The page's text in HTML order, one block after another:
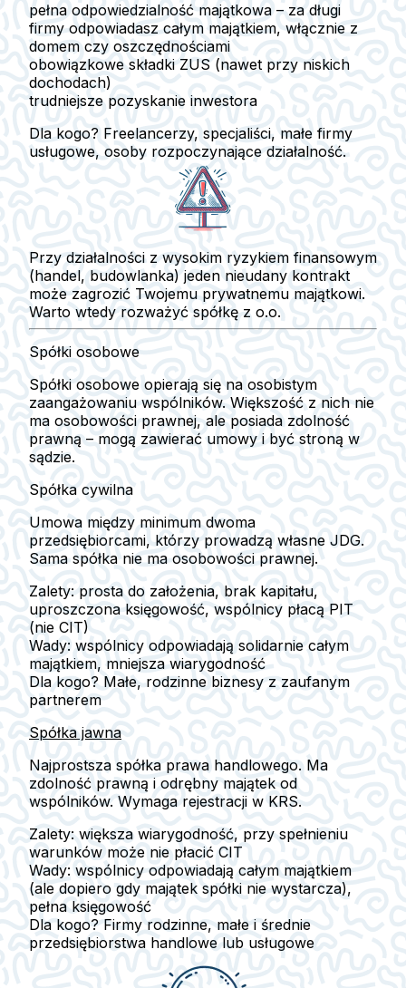
pełna odpowiedzialność majątkowa – za długi
firmy odpowiadasz całym majątkiem, włącznie z
domem czy oszczędnościami
obowiązkowe składki ZUS (nawet przy niskich
dochodach)
trudniejsze pozyskanie inwestora
Dla kogo? Freelancerzy, specjaliści, małe firmy
usługowe, osoby rozpoczynające działalność.
Przy działalności z wysokim ryzykiem finansowym
(handel, budowlanka) jeden nieudany kontrakt
może zagrozić Twojemu prywatnemu majątkowi.
Warto wtedy rozważyć spółkę z o.o.
Spółki osobowe
Spółki osobowe opierają się na osobistym
zaangażowaniu wspólników. Większość z nich nie
ma osobowości prawnej, ale posiada zdolność
prawną – mogą zawierać umowy i być stroną w
sądzie.
Spółka cywilna
Umowa między minimum dwoma
przedsiębiorcami, którzy prowadzą własne JDG.
Sama spółka nie ma osobowości prawnej.
Zalety: prosta do założenia, brak kapitału,
uproszczona księgowość, wspólnicy płacą PIT
(nie CIT)
Wady: wspólnicy odpowiadają solidarnie całym
majątkiem, mniejsza wiarygodność
Dla kogo? Małe, rodzinne biznesy z zaufanym
partnerem
Spółka jawna
Najprostsza spółka prawa handlowego. Ma
zdolność prawną i odrębny majątek od
wspólników. Wymaga rejestracji w KRS.
Zalety: większa wiarygodność, przy spełnieniu
warunków może nie płacić CIT
Wady: wspólnicy odpowiadają całym majątkiem
(ale dopiero gdy majątek spółki nie wystarcza),
pełna księgowość
Dla kogo? Firmy rodzinne, małe i średnie
przedsiębiorstwa handlowe lub usługowe